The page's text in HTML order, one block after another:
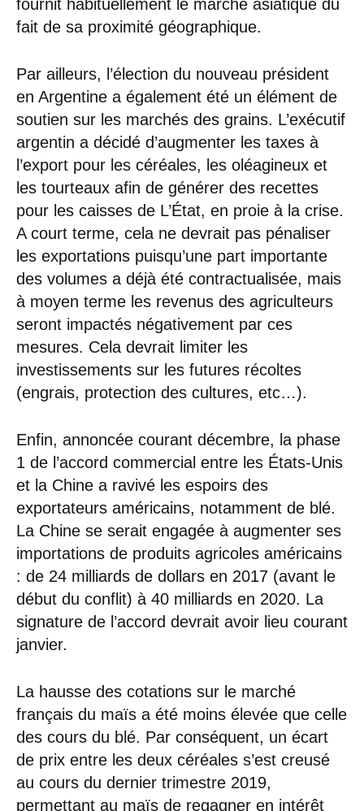
fournit habituellement le marché asiatique du
fait de sa proximité géographique.
Par ailleurs, l’élection du nouveau président
en Argentine a également été un élément de
soutien sur les marchés des grains. L’exécutif
argentin a décidé d’augmenter les taxes à
l’export pour les céréales, les oléagineux et
les tourteaux afin de générer des recettes
pour les caisses de L’État, en proie à la crise.
A court terme, cela ne devrait pas pénaliser
les exportations puisqu’une part importante
des volumes a déjà été contractualisée, mais
à moyen terme les revenus des agriculteurs
seront impactés négativement par ces
mesures. Cela devrait limiter les
investissements sur les futures récoltes
(engrais, protection des cultures, etc…).
Enfin, annoncée courant décembre, la phase
1 de l’accord commercial entre les États-Unis
et la Chine a ravivé les espoirs des
exportateurs américains, notamment de blé.
La Chine se serait engagée à augmenter ses
importations de produits agricoles américains
: de 24 milliards de dollars en 2017 (avant le
début du conflit) à 40 milliards en 2020. La
signature de l’accord devrait avoir lieu courant
janvier.
La hausse des cotations sur le marché
français du maïs a été moins élevée que celle
des cours du blé. Par conséquent, un écart
de prix entre les deux céréales s’est creusé
au cours du dernier trimestre 2019,
permettant au maïs de regagner en intérêt